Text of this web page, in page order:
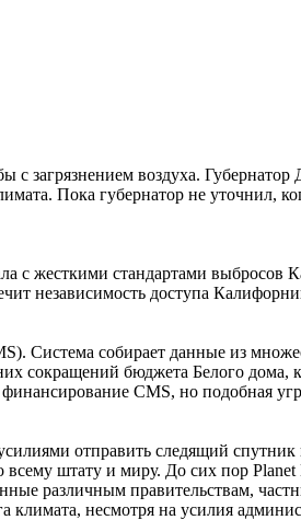
с загрязнением воздуха.
Пока губернатор не уточнил,
с жесткими стандартами выбросов
независимость доступа
Система собирает данные из
сокращений бюджета Белого дома,
CMS, но подобная
отправить следящий спутник
штату и миру. До сих пор
различным правительствам,
климата, несмотря на усилия